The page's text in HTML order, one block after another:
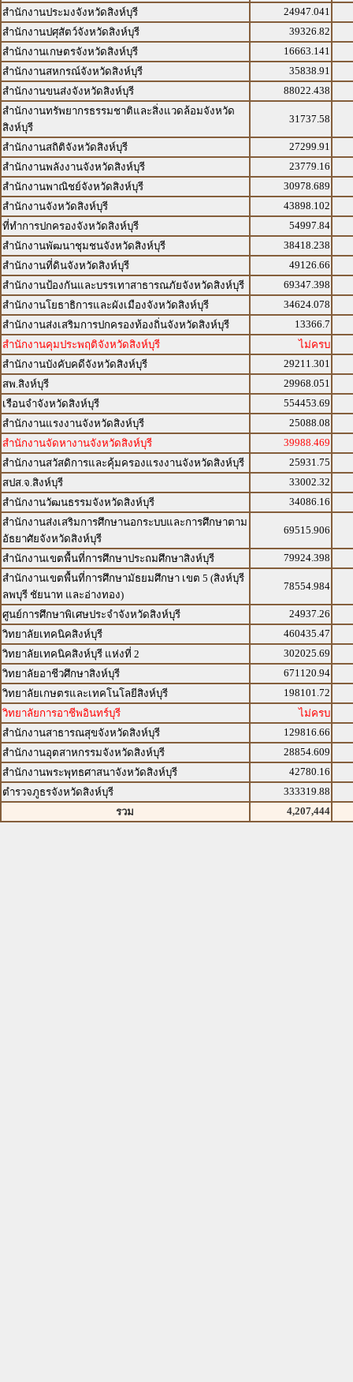
สำนักงานประมงจังหวัดสิงห์บุรี
24947.041
สำนักงานปศุสัตว์จังหวัดสิงห์บุรี
39326.82
สำนักงานเกษตรจังหวัดสิงห์บุรี
16663.141
สำนักงานสหกรณ์จังหวัดสิงห์บุรี
35838.91
สำนักงานขนส่งจังหวัดสิงห์บุรี
88022.438
สำนักงานทรัพยากรธรรมชาติและสิ่งแวดล้อมจังหวัด
สิงห์บุรี
31737.58
สำนักงานสถิติจังหวัดสิงห์บุรี
27299.91
สำนักงานพลังงานจังหวัดสิงห์บุรี
23779.16
สำนักงานพาณิชย์จังหวัดสิงห์บุรี
30978.689
สำนักงานจังหวัดสิงห์บุรี
43898.102
ที่ทำการปกครองจังหวัดสิงห์บุรี
54997.84
สำนักงานพัฒนาชุมชนจังหวัดสิงห์บุรี
38418.238
สำนักงานที่ดินจังหวัดสิงห์บุรี
49126.66
สำนักงานป้องกันและบรรเทาสาธารณภัยจังหวัดสิงห์บุรี
69347.398
สำนักงานโยธาธิการและผังเมืองจังหวัดสิงห์บุรี
34624.078
สำนักงานส่งเสริมการปกครองท้องถิ่นจังหวัดสิงห์บุรี
13366.7
สำนักงานคุมประพฤติจังหวัดสิงห์บุรี
ไม่ครบ
สำนักงานบังคับคดีจังหวัดสิงห์บุรี
29211.301
สพ.สิงห์บุรี
29968.051
เรือนจำจังหวัดสิงห์บุรี
554453.69
สำนักงานแรงงานจังหวัดสิงห์บุรี
25088.08
สำนักงานจัดหางานจังหวัดสิงห์บุรี
39988.469
สำนักงานสวัสดิการและคุ้มครองแรงงานจังหวัดสิงห์บุรี
25931.75
สปส.จ.สิงห์บุรี
33002.32
สำนักงานวัฒนธรรมจังหวัดสิงห์บุรี
34086.16
สำนักงานส่งเสริมการศึกษานอกระบบและการศึกษาตาม
อัธยาศัยจังหวัดสิงห์บุรี
69515.906
สำนักงานเขตพื้นที่การศึกษาประถมศึกษาสิงห์บุรี
79924.398
สำนักงานเขตพื้นที่การศึกษามัธยมศึกษา เขต 5 (สิงห์บุรี
ลพบุรี ชัยนาท และอ่างทอง)
78554.984
ศูนย์การศึกษาพิเศษประจำจังหวัดสิงห์บุรี
24937.26
วิทยาลัยเทคนิคสิงห์บุรี
460435.47
วิทยาลัยเทคนิคสิงห์บุรี แห่งที่ 2
302025.69
วิทยาลัยอาชีวศึกษาสิงห์บุรี
671120.94
วิทยาลัยเกษตรและเทคโนโลยีสิงห์บุรี
198101.72
วิทยาลัยการอาชีพอินทร์บุรี
ไม่ครบ
สำนักงานสาธารณสุขจังหวัดสิงห์บุรี
129816.66
สำนักงานอุตสาหกรรมจังหวัดสิงห์บุรี
28854.609
สำนักงานพระพุทธศาสนาจังหวัดสิงห์บุรี
42780.16
ตำรวจภูธรจังหวัดสิงห์บุรี
333319.88
รวม
4,207,444